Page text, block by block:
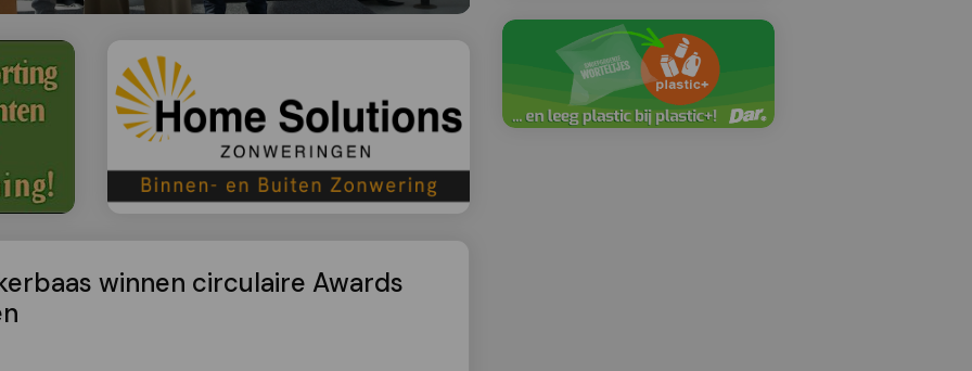
winnen circulaire Awards